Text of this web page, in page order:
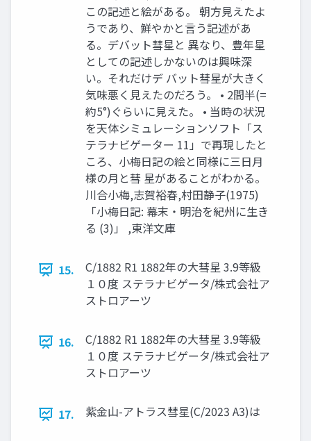
この記述と絵がある。 朝方見えたよ
うであり、鮮やかと言う記述があ
る。デバット彗星と 異なり、豊年星
としての記述しかないのは興味深
い。それだけデ バット彗星が大きく
気味悪く見えたのだろう。 • 2間半(=
約5°)ぐらいに見えた。 • 当時の状況
を天体シミュレーションソフト「ス
テラナビゲーター 11」で再現したと
ころ、小梅日記の絵と同様に三日月
様の月と彗 星があることがわかる。
川合小梅,志賀裕春,村田静子(1975)
「小梅日記: 幕末・明治を紀州に生き
る (3)」 ,東洋文庫
15.
C/1882 R1 1882年の大彗星 3.9等級
１０度 ステラナビゲータ/株式会社ア
ストロアーツ
16.
C/1882 R1 1882年の大彗星 3.9等級
１０度 ステラナビゲータ/株式会社ア
ストロアーツ
17. 紫金山-アトラス彗星(C/2023 A3)は